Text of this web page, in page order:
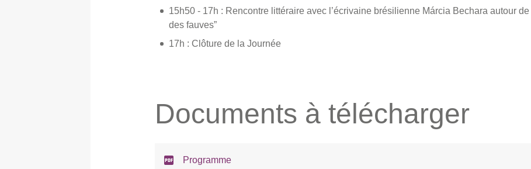
15h50 - 17h : Rencontre littéraire avec l’écrivaine brésilienne Márcia Bechara autour
des fauves”
17h : Clôture de la Journée
Documents à télécharger
Programme